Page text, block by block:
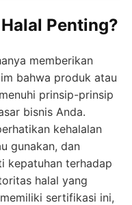
Penting?
memberikan
bahwa produk atau
prinsip-prinsip
bisnis Anda.
kehalalan
gunakan, dan
kepatuhan terhadap
halal yang
sertifikasi ini,